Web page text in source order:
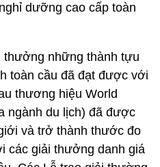
dưỡng cao cấp toàn
thưởng những thành tựu
toàn cầu đã đạt được với
thương hiệu World
ngành du lịch) đã được
và trở thành thước đo
các giải thưởng danh giá